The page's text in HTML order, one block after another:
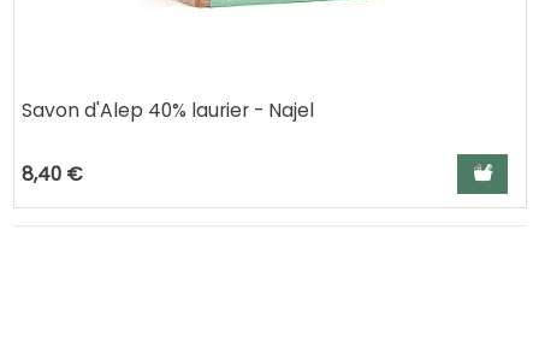
Savon d'Alep 40% laurier - Najel
8,40 € Ajouter